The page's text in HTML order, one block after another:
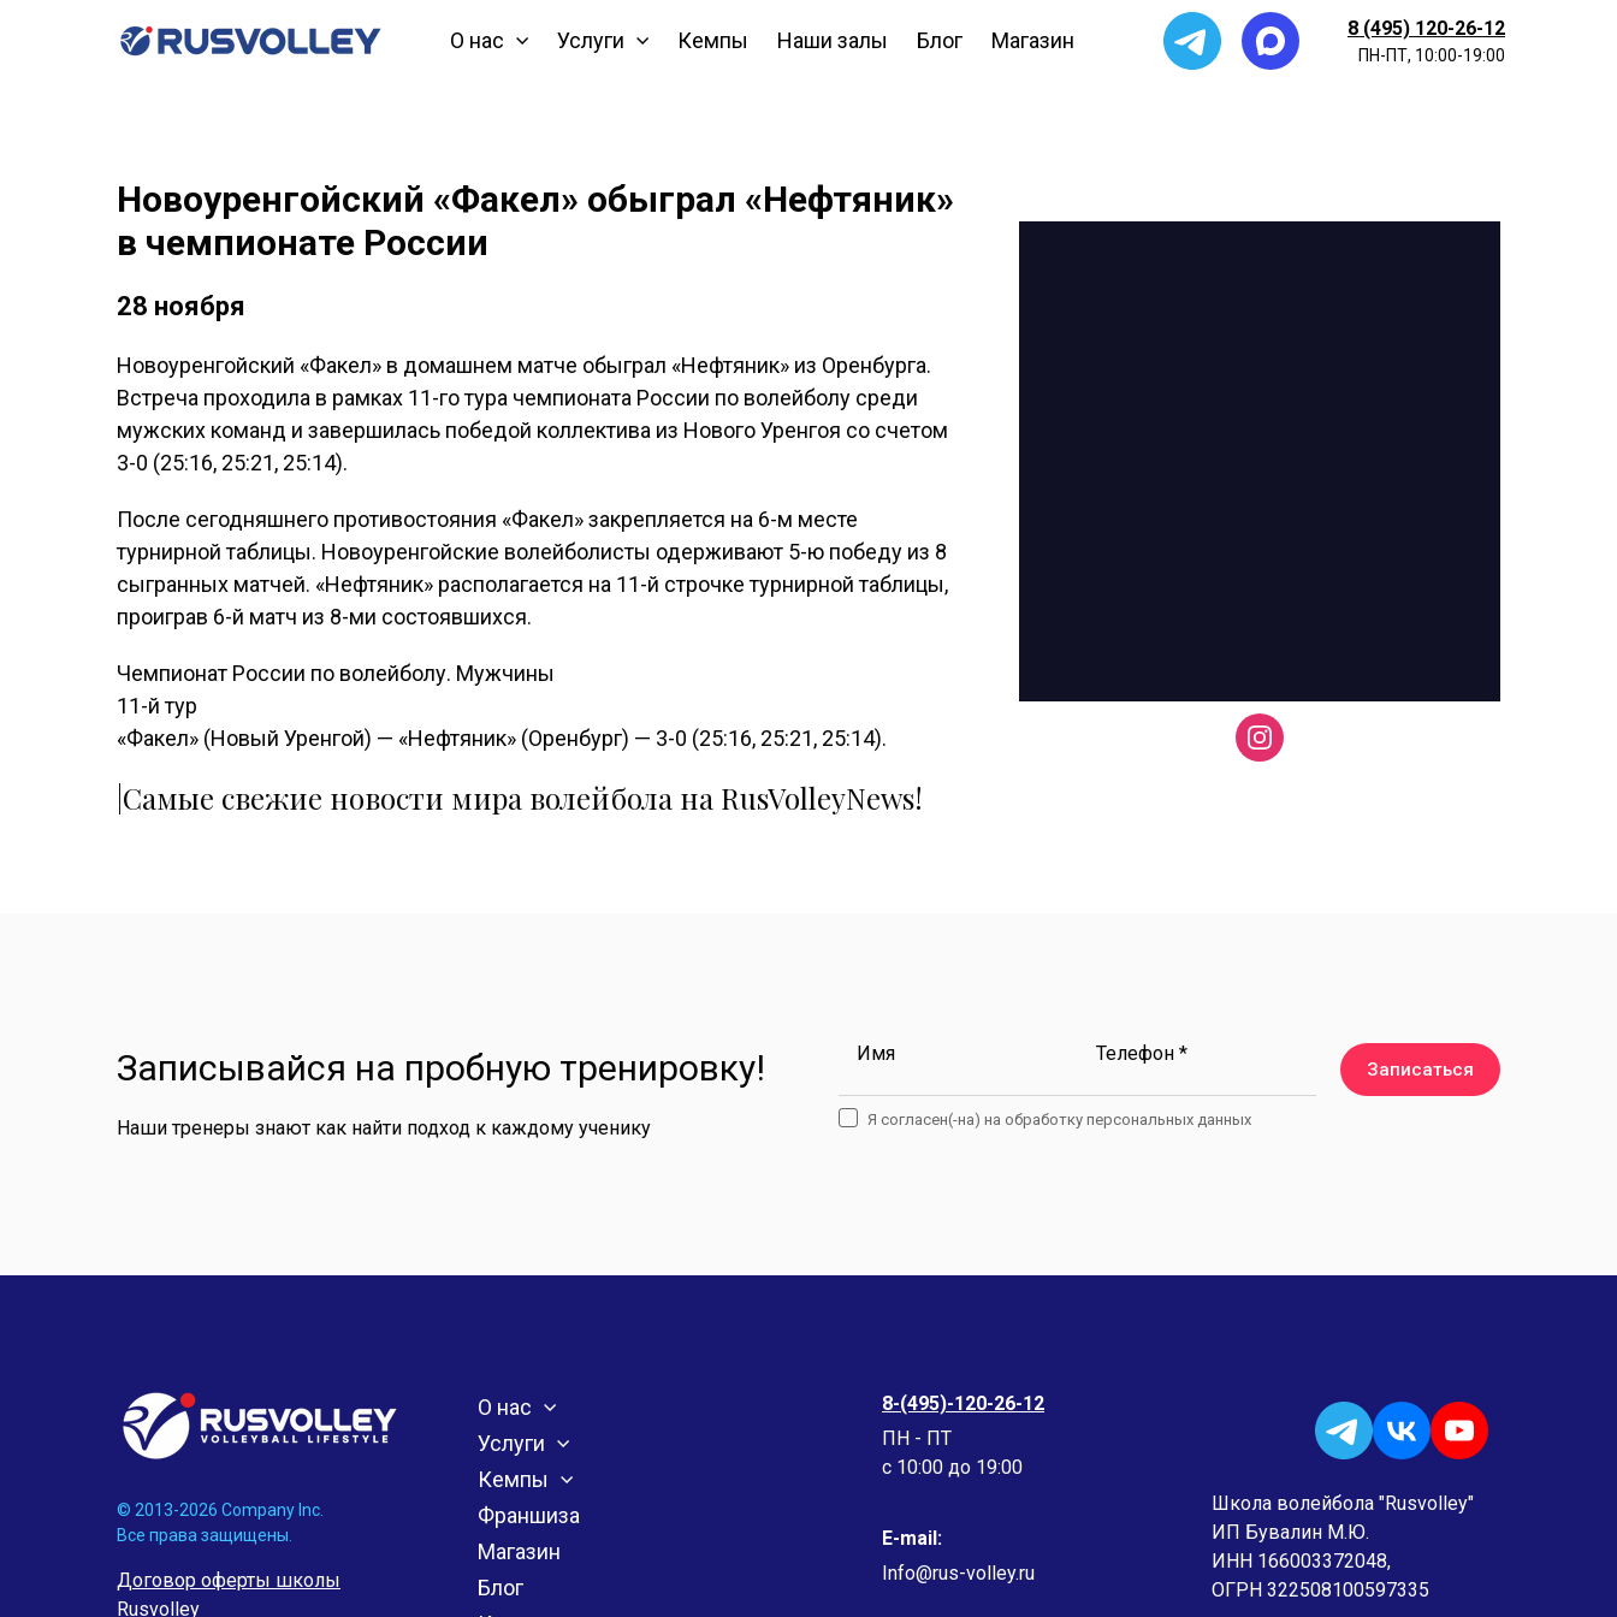
О нас Услуги Кемпы Наши залы Блог Магазин 8 (495) 120-26-12
ПН-ПТ, 10:00-19:00
Новоуренгойский «Факел» обыграл «Нефтяник»
в чемпионате России
28 ноября
Новоуренгойский «Факел» в домашнем матче обыграл «Нефтяник» из Оренбурга.
Встреча проходила в рамках 11-го тура чемпионата России по волейболу среди
мужских команд и завершилась победой коллектива из Нового Уренгоя со счетом
3-0 (25:16, 25:21, 25:14).
После сегодняшнего противостояния «Факел» закрепляется на 6-м месте
турнирной таблицы. Новоуренгойские волейболисты одерживают 5-ю победу из 8
сыгранных матчей. «Нефтяник» располагается на 11-й строчке турнирной таблицы,
проиграв 6-й матч из 8-ми состоявшихся.
Чемпионат России по волейболу. Мужчины
11-й тур
«Факел» (Новый Уренгой) — «Нефтяник» (Оренбург) — 3-0 (25:16, 25:21, 25:14).
|Самые свежие новости мира волейбола на RusVolleyNews!
Записывайся на пробную тренировку!
Наши тренеры знают как найти подход к каждому ученику
Имя Телефон *
Записаться
Я согласен(-на) на обработку персональных данных
© 2013-2026 Company Inc.
Все права защищены.
Договор оферты школы
Rusvolley
О нас
Услуги
Кемпы
Франшиза
Магазин
Блог
8-(495)-120-26-12
ПН - ПТ
c 10:00 до 19:00
E-mail:
Info@rus-volley.ru
Школа волейбола "Rusvolley"
ИП Бувалин М.Ю.
ИНН 166003372048,
ОГРН 322508100597335